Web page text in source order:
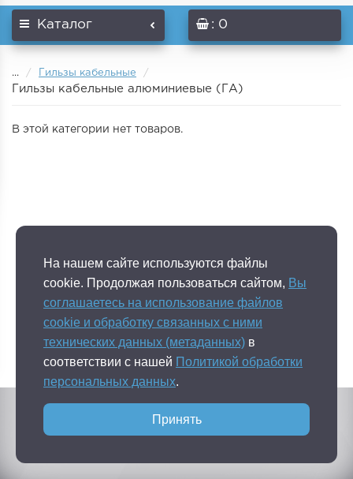
Каталог : 0
... Гильзы кабельные
Гильзы кабельные алюминиевые (ГА)
В этой категории нет товаров.
Публичная оферта Политика конфидециальности
На нашем сайте используются файлы
cookie. Продолжая пользоваться сайтом, Вы
соглашаетесь на использование файлов
cookie и обработку связанных с ними
технических данных (метаданных) в
соответствии с нашей Политикой обработки
персональных данных.
Принять